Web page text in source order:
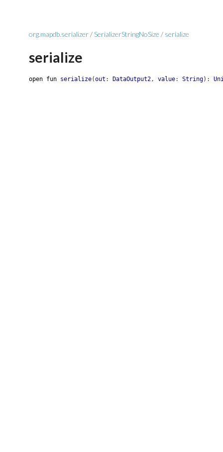
org.mapdb.serializer/SerializerStringNoSize / serialize
serialize
open fun serialize(out : DataOutput2, value: String) :